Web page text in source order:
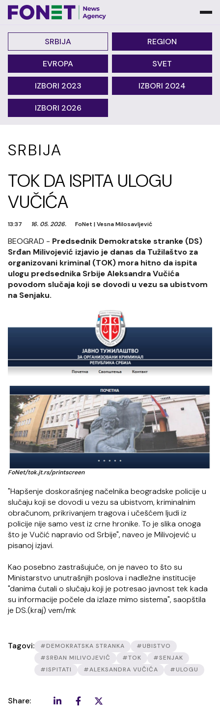
SRBIJA REGION
EVROPA SVET
IZBORI 2023 IZBORI 2024
IZBORI 2026
SRBIJA
TOK DA ISPITA ULOGU
VUČIĆA
13:37 16. 05. 2026. FoNet |Vesna Milosavljević
BEOGRAD - Predsednik Demokratske stranke (DS)
Srđan Milivojević izjavio je danas da Tužilaštvo za
organizovani kriminal (TOK) mora hitno da ispita
ulogu predsednika Srbije Aleksandra Vučića
povodom slučaja koji se dovodi u vezu sa ubistvom
na Senjaku.
FoNet/tok.jt.rs/printscreen
"Hapšenje doskorašnjeg načelnika beogradske policije u
slučaju koji se dovodi u vezu sa ubistvom, kriminalnim
obračunom, prikrivanjem tragova i učešćem ljudi iz
policije nije samo vest iz crne hronike. To je slika onoga
što je Vučić napravio od Srbije", naveo je Milivojević u
pisanoj izjavi.
Kao posebno zastrašujuće, on je naveo to što su
Ministarstvo unutrašnjih poslova i nadležne institucije
"danima ćutali o slučaju koji je potresao javnost tek kada
su informacije počele da izlaze mimo sistema", saopštila
je DS.(kraj) vem/mk
Tagovi: #DEMOKRATSKA STRANKA
#UBISTVO
#SRĐAN MILIVOJEVIĆ
#TOK
#SENJAK
#ISPITATI
#ALEKSANDRA VUČIĆA #ULOGU
Share: